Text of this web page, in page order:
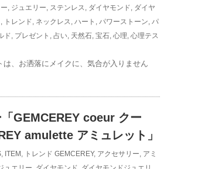
, ジュエリー, ステンレス, ダイヤモンド, ダイヤ
, トレンド, ネックレス, ハート , パワーストーン, パ
ド, プレゼント , 占い, 天然石, 宝石, 心理, 心理テス
は、お洒落にメイクに、気合が入りません
GEMCEREY coeur クー
amulette アミュレット」
, ITEM , トレンド GEMCEREY, アクセサリー, アミ